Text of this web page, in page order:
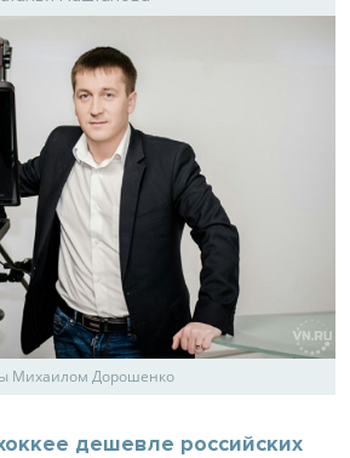
Михаилом Дорошенко
дешевле российских